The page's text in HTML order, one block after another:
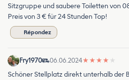
Sitzgruppe und saubere Toiletten von
Preis von 3 € für 24 Stunden Top!
Répondez
Fry1970 06.06.2024★ ★ ★ ★ ★
Schöner Stellplatz direkt unterhalb der